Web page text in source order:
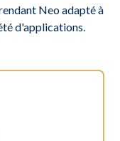
Neo adapté à
d'applications.